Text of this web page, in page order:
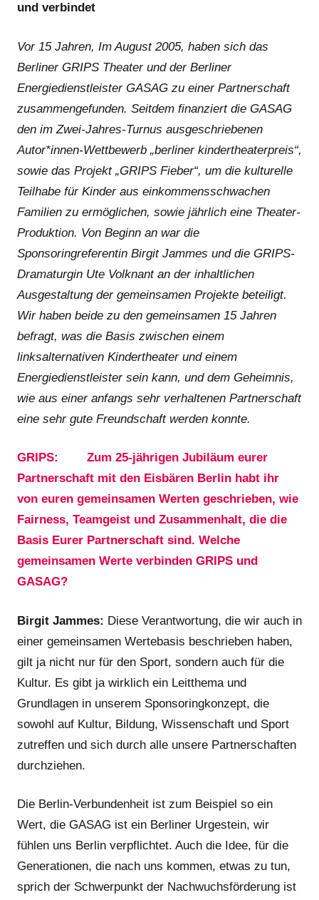
und verbindet
Vor 15 Jahren, Im August 2005, haben sich das
Berliner GRIPS Theater und der Berliner
Energiedienstleister GASAG zu einer Partnerschaft
zusammengefunden. Seitdem finanziert die GASAG
den im Zwei-Jahres-Turnus ausgeschriebenen
Autor*innen-Wettbewerb „berliner kindertheaterpreis“,
sowie das Projekt „GRIPS Fieber“, um die kulturelle
Teilhabe für Kinder aus einkommensschwachen
Familien zu ermöglichen, sowie jährlich eine Theater-
Produktion. Von Beginn an war die
Sponsoringreferentin Birgit Jammes und die GRIPS-
Dramaturgin Ute Volknant an der inhaltlichen
Ausgestaltung der gemeinsamen Projekte beteiligt.
Wir haben beide zu den gemeinsamen 15 Jahren
befragt, was die Basis zwischen einem
linksalternativen Kindertheater und einem
Energiedienstleister sein kann, und dem Geheimnis,
wie aus einer anfangs sehr verhaltenen Partnerschaft
eine sehr gute Freundschaft werden konnte.
GRIPS: Zum 25-jährigen Jubiläum eurer
Partnerschaft mit den Eisbären Berlin habt ihr
von euren gemeinsamen Werten geschrieben, wie
Fairness, Teamgeist und Zusammenhalt, die die
Basis Eurer Partnerschaft sind. Welche
gemeinsamen Werte verbinden GRIPS und
GASAG?
Birgit Jammes: Diese Verantwortung, die wir auch in
einer gemeinsamen Wertebasis beschrieben haben,
gilt ja nicht nur für den Sport, sondern auch für die
Kultur. Es gibt ja wirklich ein Leitthema und
Grundlagen in unserem Sponsoringkonzept, die
sowohl auf Kultur, Bildung, Wissenschaft und Sport
zutreffen und sich durch alle unsere Partnerschaften
durchziehen.
Die Berlin-Verbundenheit ist zum Beispiel so ein
Wert, die GASAG ist ein Berliner Urgestein, wir
fühlen uns Berlin verpflichtet. Auch die Idee, für die
Generationen, die nach uns kommen, etwas zu tun,
sprich der Schwerpunkt der Nachwuchsförderung ist